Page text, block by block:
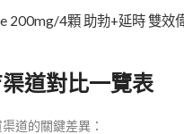
200mg/4顆 助勃+延時 雙效
道對比一覽表
道的關鍵差異：